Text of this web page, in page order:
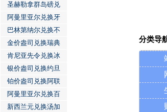
圣赫勒拿群岛磅兑
阿曼里亚尔兑换牙
巴林第纳尔兑换不
金价盎司兑换瑞典
肯尼亚先令兑换冰
银价盎司兑换约旦
铂价盎司兑换阿联
阿曼里亚尔兑换百
新西兰元兑换汤加
分类导